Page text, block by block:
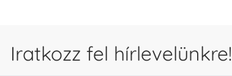
Iratkozz fel hírlevelünkre!